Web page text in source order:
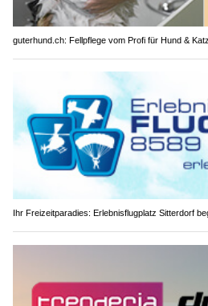
guterhund.ch: Fellpflege vom Profi für Hund &
Ihr Freizeitparadies: Erlebnisflugplatz Sitterdorf